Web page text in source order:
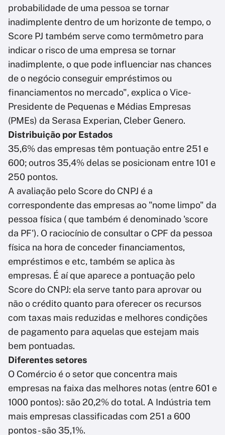
probabilidade de uma pessoa se tornar
inadimplente dentro de um horizonte de tempo, o
Score PJ também serve como termômetro para
indicar o risco de uma empresa se tornar
inadimplente, o que pode influenciar nas chances
de o negócio conseguir empréstimos ou
financiamentos no mercado", explica o Vice-
Presidente de Pequenas e Médias Empresas
(PMEs) da Serasa Experian, Cleber Genero.
Distribuição por Estados
35,6% das empresas têm pontuação entre 251 e
600; outros 35,4% delas se posicionam entre 101 e
250 pontos.
A avaliação pelo Score do CNPJ é a
correspondente das empresas ao "nome limpo" da
pessoa física ( que também é denominado 'score
da PF'). O raciocínio de consultar o CPF da pessoa
física na hora de conceder financiamentos,
empréstimos e etc, também se aplica às
empresas. É aí que aparece a pontuação pelo
Score do CNPJ: ela serve tanto para aprovar ou
não o crédito quanto para oferecer os recursos
com taxas mais reduzidas e melhores condições
de pagamento para aquelas que estejam mais
bem pontuadas.
Diferentes setores
O Comércio é o setor que concentra mais
empresas na faixa das melhores notas (entre 601 e
1000 pontos): são 20,2% do total. A Indústria tem
mais empresas classificadas com 251 a 600
pontos - são 35,1%.